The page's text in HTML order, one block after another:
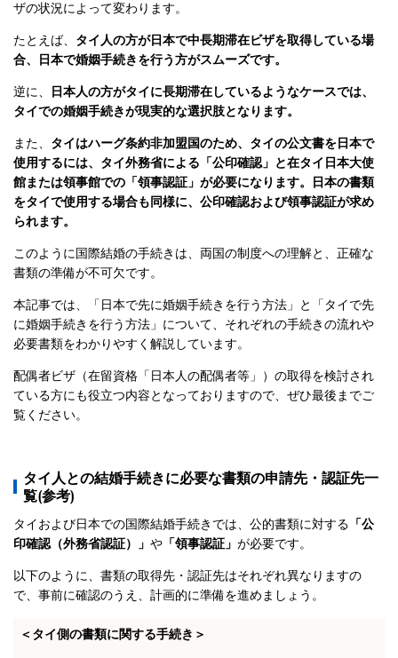
ザの状況によって変わります。
たとえば、 タイ人の方が日本で中長期滞在ビザを取得している場
合、日本で婚姻手続きを行う方がスムーズです。
逆に、
日本人の方がタイに長期滞在しているようなケースでは、
タイでの婚姻手続きが現実的な選択肢となります。
また、 タイはハーグ条約非加盟国のため、タイの公文書を日本で
使用するには、タイ外務省による「公印確認」と在タイ日本大使
館または領事館での「領事認証」が必要になります。日本の書類
をタイで使用する場合も同様に、公印確認および領事認証が求め
られます。
このように国際結婚の手続きは、両国の制度への理解と、正確な
書類の準備が不可欠です。
本記事では、「日本で先に婚姻手続きを行う方法」と「タイで先
に婚姻手続きを行う方法」について、それぞれの手続きの流れや
必要書類をわかりやすく解説しています。
配偶者ビザ（在留資格「日本人の配偶者等」）の取得を検討され
ている方にも役立つ内容となっておりますので、ぜひ最後までご
覧ください。
タイ人との結婚手続きに必要な書類の申請先・認証先一
覧(参考)
タイおよび日本での国際結婚手続きでは、公的書類に対する 「公
印確認（外務省認証）」 や 「領事認証」 が必要です。
以下のように、書類の取得先・認証先はそれぞれ異なりますの
で、事前に確認のうえ、計画的に準備を進めましょう。
＜タイ側の書類に関する手続き＞